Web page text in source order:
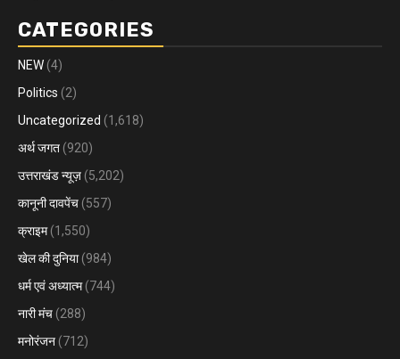
CATEGORIES
NEW (4)
Politics (2)
Uncategorized (1,618)
अर्थ जगत (920)
उत्तराखंड न्यूज़ (5,202)
कानूनी दावपेंच (557)
क्राइम(1,550)
खेल की दुनिया(984)
धर्म एवं अध्यात्म(744)
नारी मंच (288)
मनोरंजन (712)